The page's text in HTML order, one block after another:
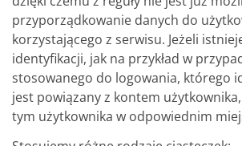
przyporządkowanie danych do
korzystającego z serwisu. Jeżeli
identyfikacji, jak na przykład w
stosowanego do logowania, którego
jest powiązany z kontem
tym użytkownika w odpowiednim